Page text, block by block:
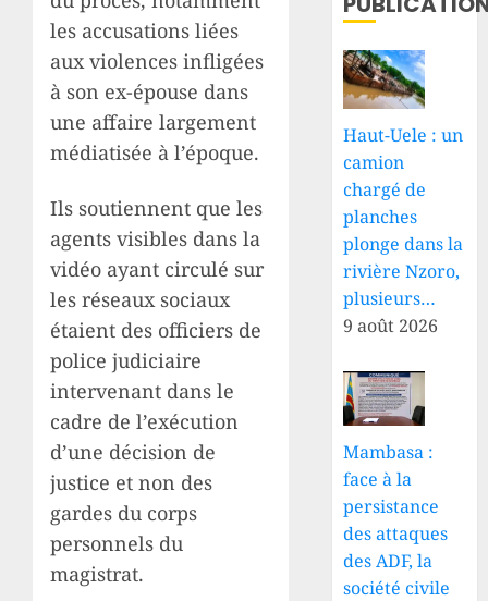
les accusations liées
aux violences infligées
à son ex-épouse dans
une affaire largement
médiatisée à l’époque.
Ils soutiennent que les
agents visibles dans la
vidéo ayant circulé sur
les réseaux sociaux
étaient des officiers de
police judiciaire
intervenant dans le
cadre de l’exécution
d’une décision de
justice et non des
gardes du corps
personnels du
magistrat.
Haut-Uele : un
camion
chargé de
planches
plonge dans la
rivière Nzoro,
plusieurs…
9 août 2026
Mambasa :
face à la
persistance
des attaques
des ADF, la
société civile